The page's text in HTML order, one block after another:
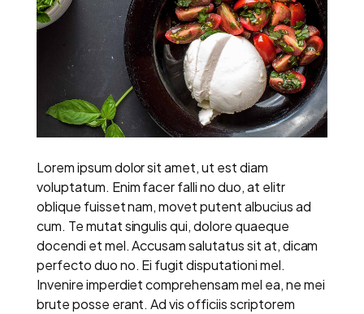
Lorem ipsum dolor sit amet, ut est diam
voluptatum. Enim facer falli no duo, at elitr
oblique fuisset nam, movet putent albucius ad
cum. Te mutat singulis qui, dolore quaeque
docendi et mel. Accusam salutatus sit at, dicam
perfecto duo no. Ei fugit disputationi mel.
Invenire imperdiet comprehensam mel ea, ne mei
brute posse erant. Ad vis officiis scriptorem